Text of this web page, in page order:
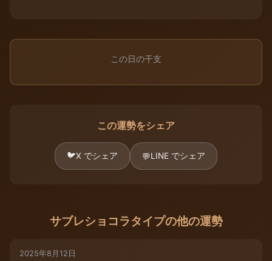
この日の干支
この運勢をシェア
🐦X でシェア 💬LINE でシェア
サブレショコラタイプの他の運勢
2025年8月12日